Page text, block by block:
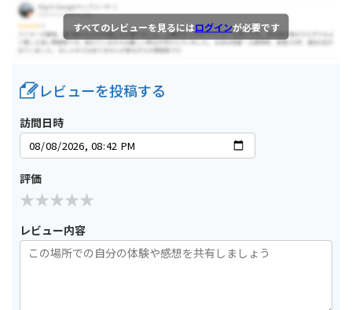
すべてのレビューを見るにはログインが必要です
レビューを投稿する
訪問日時
評価
レビュー内容